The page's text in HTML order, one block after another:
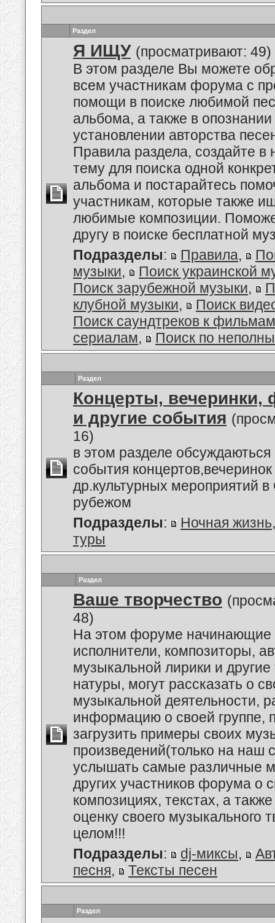
Раздел
Я ИЩУ (просматривают: 49)
В этом разделе Вы можете
всем участникам форума с
помощи в поиске любимой
альбома, а также в опознании
установлении авторства
Правила раздела, создайте в
тему для поиска одной
альбома и постарайтесь
участникам, которые также
любимые композиции.
другу в поиске бесплатной
Подразделы: Правила,
музыки,
Поиск украинской
Поиск зарубежной музыки,
клубной музыки,
Поиск
Поиск саундтреков к
сериалам, Поиск по
Раздел
Концерты, вечеринки,
и другие события
16)
в этом разделе
события
др.культурных мероприятий
рубежом
Подразделы: Ночная жизнь
туры
Раздел
Ваше творчество
48)
На этом форуме начинающие
исполнители, композиторы,
музыкальной лирики и другие
натуры, могут рассказать о
музыкальной деятельности,
информацию о своей группе,
загрузить примеры своих
произведений(только на наш
услышать самые различные
других участников форума о
композициях, текстах, а
оценку своего музыкального
целом!!!
Подразделы: dj-миксы,
песня, Тексты песен
Раздел